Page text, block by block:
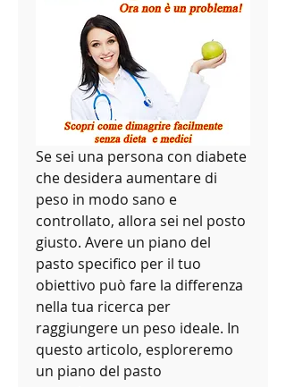
Se sei una persona con diabete
che desidera aumentare di
peso in modo sano e
controllato, allora sei nel posto
giusto. Avere un piano del
pasto specifico per il tuo
obiettivo può fare la differenza
nella tua ricerca per
raggiungere un peso ideale. In
questo articolo, esploreremo
un piano del pasto